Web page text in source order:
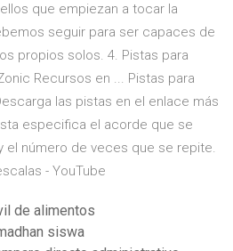
que empiezan a tocar la
seguir para ser capaces de
propios solos. 4. Pistas para
Recursos en ... Pistas para
las pistas en el enlace más
especifica el acorde que se
el número de veces que se repite.
- YouTube
de alimentos
siswa